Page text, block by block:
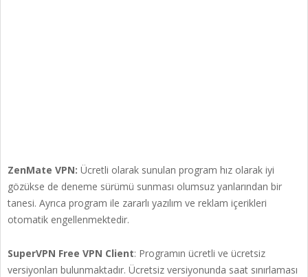
ZenMate VPN: Ücretli olarak sunulan program hız olarak iyi
gözükse de deneme sürümü sunması olumsuz yanlarından bir
tanesi. Ayrıca program ile zararlı yazılım ve reklam içerikleri
otomatik engellenmektedir.
SuperVPN Free VPN Client: Programın ücretli ve ücretsiz
versiyonları bulunmaktadır. Ücretsiz versiyonunda saat sınırlaması